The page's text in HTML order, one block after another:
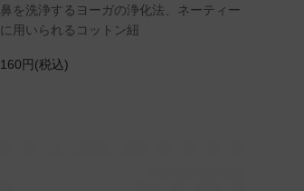
鼻を洗浄するヨーガの浄化法、ネーティー
に用いられるコットン紐
160円(税込)